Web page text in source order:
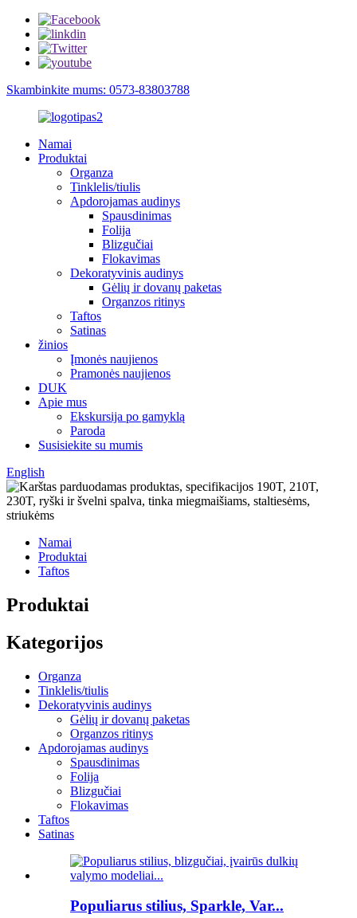
Skambinkite mums: 0573-83803788
Namai
Produktai
Organza
Tinklelis/tiulis
Apdorojamas audinys
Spausdinimas
Folija
Blizgučiai
Flokavimas
Dekoratyvinis audinys
Gėlių ir dovanų paketas
Organzos ritinys
Taftos
Satinas
žinios
Įmonės naujienos
Pramonės naujienos
DUK
Apie mus
Ekskursija po gamyklą
Paroda
Susisiekite su mumis
English
Namai
Produktai
Taftos
Produktai
Kategorijos
Organza
Tinklelis/tiulis
Dekoratyvinis audinys
Gėlių ir dovanų paketas
Organzos ritinys
Apdorojamas audinys
Spausdinimas
Folija
Blizgučiai
Flokavimas
Taftos
Satinas
Populiarus stilius, Sparkle, Var...